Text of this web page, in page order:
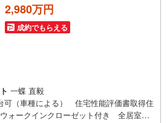
2,980万円
成約でもらえる
一蝶 直毅
可（車種による） 住宅性能評価書取得住
ォークインクローゼット付き 全居室南